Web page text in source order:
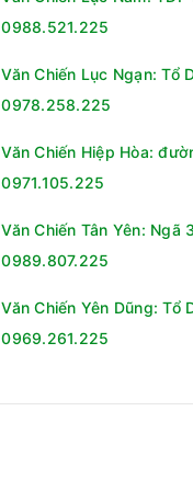
0988.521.225
Văn Chiến Lục Ngạn: Tổ
0978.258.225
Văn Chiến Hiệp Hòa:
0971.105.225
Văn Chiến Tân Yên: Ngã
0989.807.225
Văn Chiến Yên Dũng: Tổ
0969.261.225